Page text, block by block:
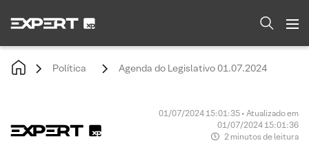
Política Agenda do Legislativo 01.07.2024
01/07/2024 15:01:35 • Atualizado em
01/07/2024 15:01:36
2 minutos de leitura